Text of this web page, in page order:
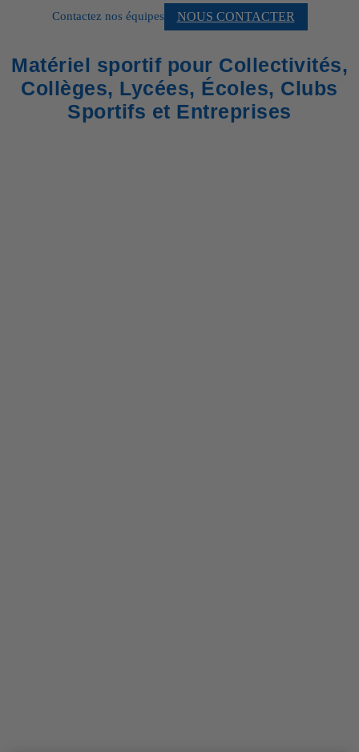
Contactez nos équipes NOUS CONTACTER
Matériel sportif pour Collectivités,
Collèges, Lycées, Écoles, Clubs
Sportifs et Entreprises